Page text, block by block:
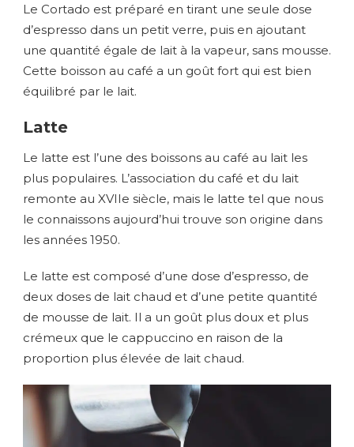
Le Cortado est préparé en tirant une seule dose
d’espresso dans un petit verre, puis en ajoutant
une quantité égale de lait à la vapeur, sans mousse.
Cette boisson au café a un goût fort qui est bien
équilibré par le lait.
Latte
Le latte est l’une des boissons au café au lait les
plus populaires. L’association du café et du lait
remonte au XVIIe siècle, mais le latte tel que nous
le connaissons aujourd’hui trouve son origine dans
les années 1950.
Le latte est composé d’une dose d’espresso, de
deux doses de lait chaud et d’une petite quantité
de mousse de lait. Il a un goût plus doux et plus
crémeux que le cappuccino en raison de la
proportion plus élevée de lait chaud.